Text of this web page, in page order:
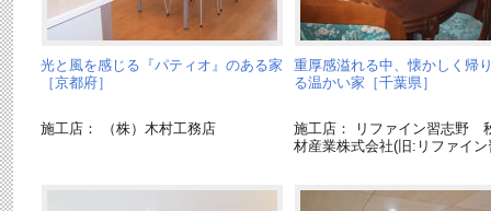
光と風を感じる『パティオ』のある家
［京都府］
施工店： （株）木村工務店
重厚感溢れる中、懐かしく帰
る温かい家［千葉県］
施工店： リファイン習志野
材産業株式会社(旧:リファイン